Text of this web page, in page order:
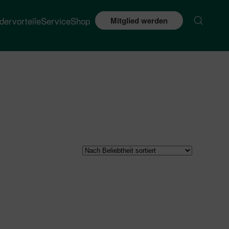
ServiceShop Mitglied werden